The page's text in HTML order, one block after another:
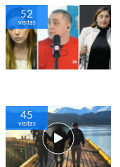
52
visitas
45
visitas